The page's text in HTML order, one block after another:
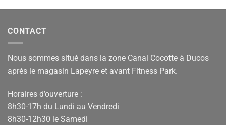
CONTACT
Nous sommes situé dans la zone Canal Cocotte à Ducos
après le magasin Lapeyre et avant Fitness Park.
Horaires d’ouverture :
8h30-17h du Lundi au Vendredi
8h30-12h30 le Samedi